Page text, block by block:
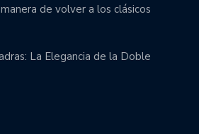
de volver a los clásicos
La Elegancia de la Doble